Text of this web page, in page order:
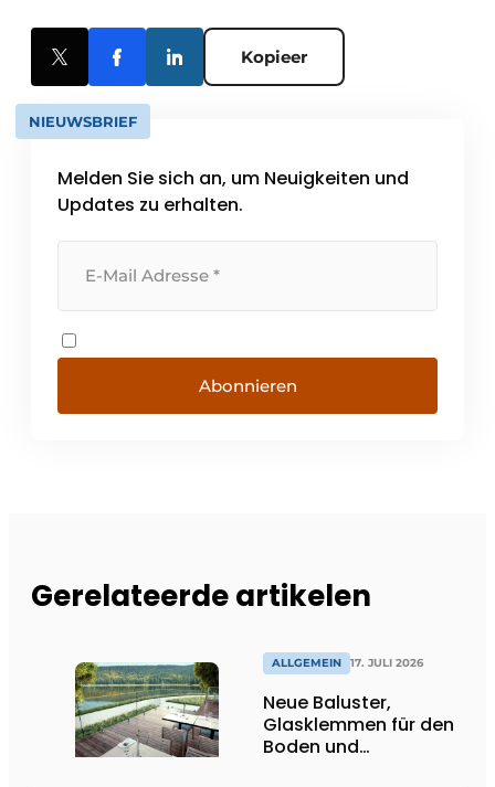
Kopieer
NIEUWSBRIEF
Melden Sie sich an, um Neuigkeiten und
Updates zu erhalten.
Abonnieren
Gerelateerde artikelen
ALLGEMEIN 17. JULI 2026
Neue Baluster,
Glasklemmen für den
Boden und